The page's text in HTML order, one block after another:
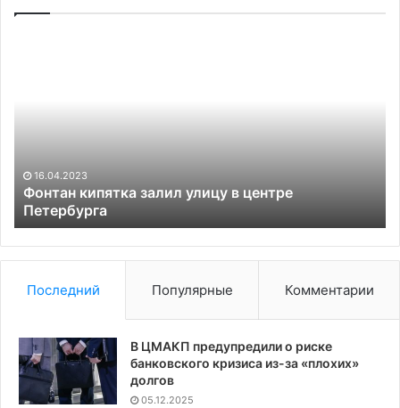
улицу в центре
за
ипотеки
Набиуллина
Последний Популярные Комментарии
В ЦМАКП предупредили о риске
банковского кризиса из-за «плохих»
долгов
05.12.2025